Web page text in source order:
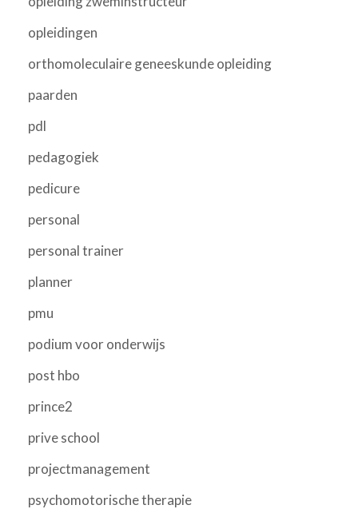
opleidingen
orthomoleculaire geneeskunde opleiding
paarden
pdl
pedagogiek
pedicure
personal
personal trainer
planner
pmu
podium voor onderwijs
post hbo
prince2
prive school
projectmanagement
psychomotorische therapie